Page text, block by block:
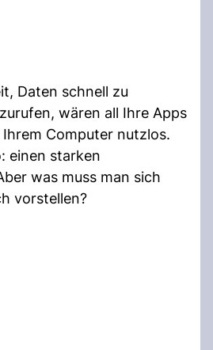
Daten schnell zu
wären all Ihre Apps
Computer nutzlos.
einen starken
was muss man sich
vorstellen?